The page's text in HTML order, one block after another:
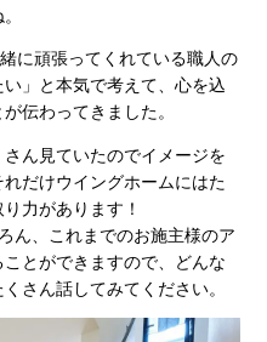
に頑張ってくれている職人の
」と本気で考えて、心を込
伝わってきました。
ん見ていたのでイメージを
だけウイングホームにはた
力があります！
ん、これまでのお施主様のア
とができますので、どんな
さん話してみてください。